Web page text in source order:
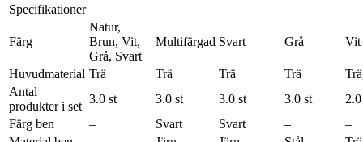
Specifikationer
Färg
Natur,
Brun, Vit,
Grå, Svart
Multifärgad Svart Grå Vit
Huvudmaterial Trä Trä Trä Trä
Antal
produkter i set
3.0 st 3.0 st 3.0 st 3.0 st
Färg ben
– Svart Svart –
–